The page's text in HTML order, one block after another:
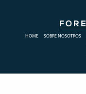
HOME SOBRE NOSOTROS